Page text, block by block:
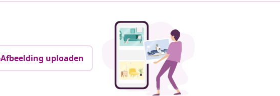
Afbeelding uploaden